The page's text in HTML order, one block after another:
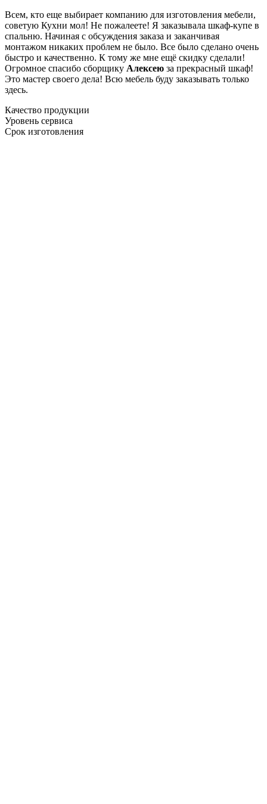
Всем, кто еще выбирает компанию для изготовления мебели,
советую Кухни мол! Не пожалеете! Я заказывала шкаф-купе в
спальню. Начиная с обсуждения заказа и заканчивая
монтажом никаких проблем не было. Все было сделано очень
быстро и качественно. К тому же мне ещё скидку сделали!
Огромное спасибо сборщику Алексею за прекрасный шкаф!
Это мастер своего дела! Всю мебель буду заказывать только
здесь.
Качество продукции
Уровень сервиса
Срок изготовления